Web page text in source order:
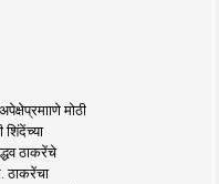
मोठी
ठाकरेंचे
ठाकरेंचा